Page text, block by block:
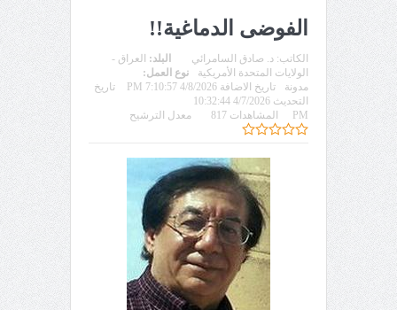
الفوضى الدماغية!!
الكاتب: د. صادق السامرائي البلد: العراق -
الولايات المتحدة الأمريكية
نوع العمل:
مدونة
تاريخ الاضافة 4/8/2026 7:10:57 PM
تاريخ
التحديث 4/7/2026 10:32:44
PM
المشاهدات 817 معدل الترشيح